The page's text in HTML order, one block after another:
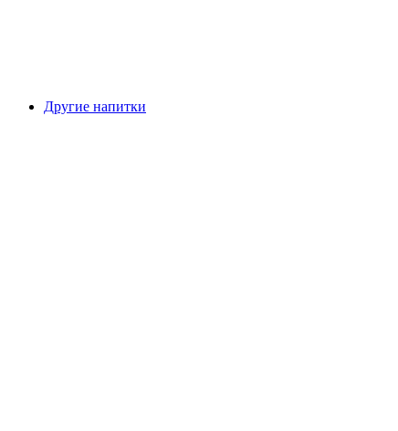
Другие напитки